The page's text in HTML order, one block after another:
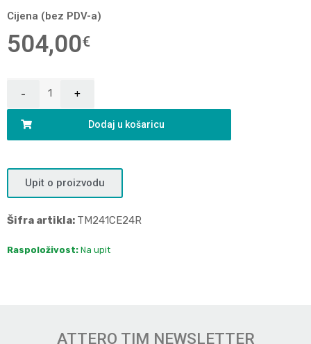
Cijena (bez PDV-a)
504,00€
Dodaj u košaricu
Upit o proizvodu
Šifra artikla: TM241CE24R
Raspoloživost: Na upit
ATTERO TIM NEWSLETTER